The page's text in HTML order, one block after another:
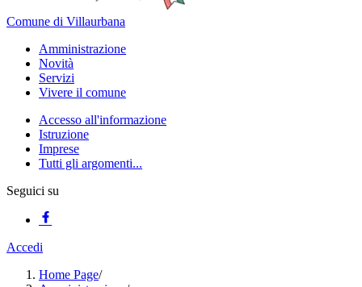
Comune di Villaurbana
Amministrazione
Novità
Servizi
Vivere il comune
Accesso all'informazione
Istruzione
Imprese
Tutti gli argomenti...
Seguici su
Accedi
Home Page/